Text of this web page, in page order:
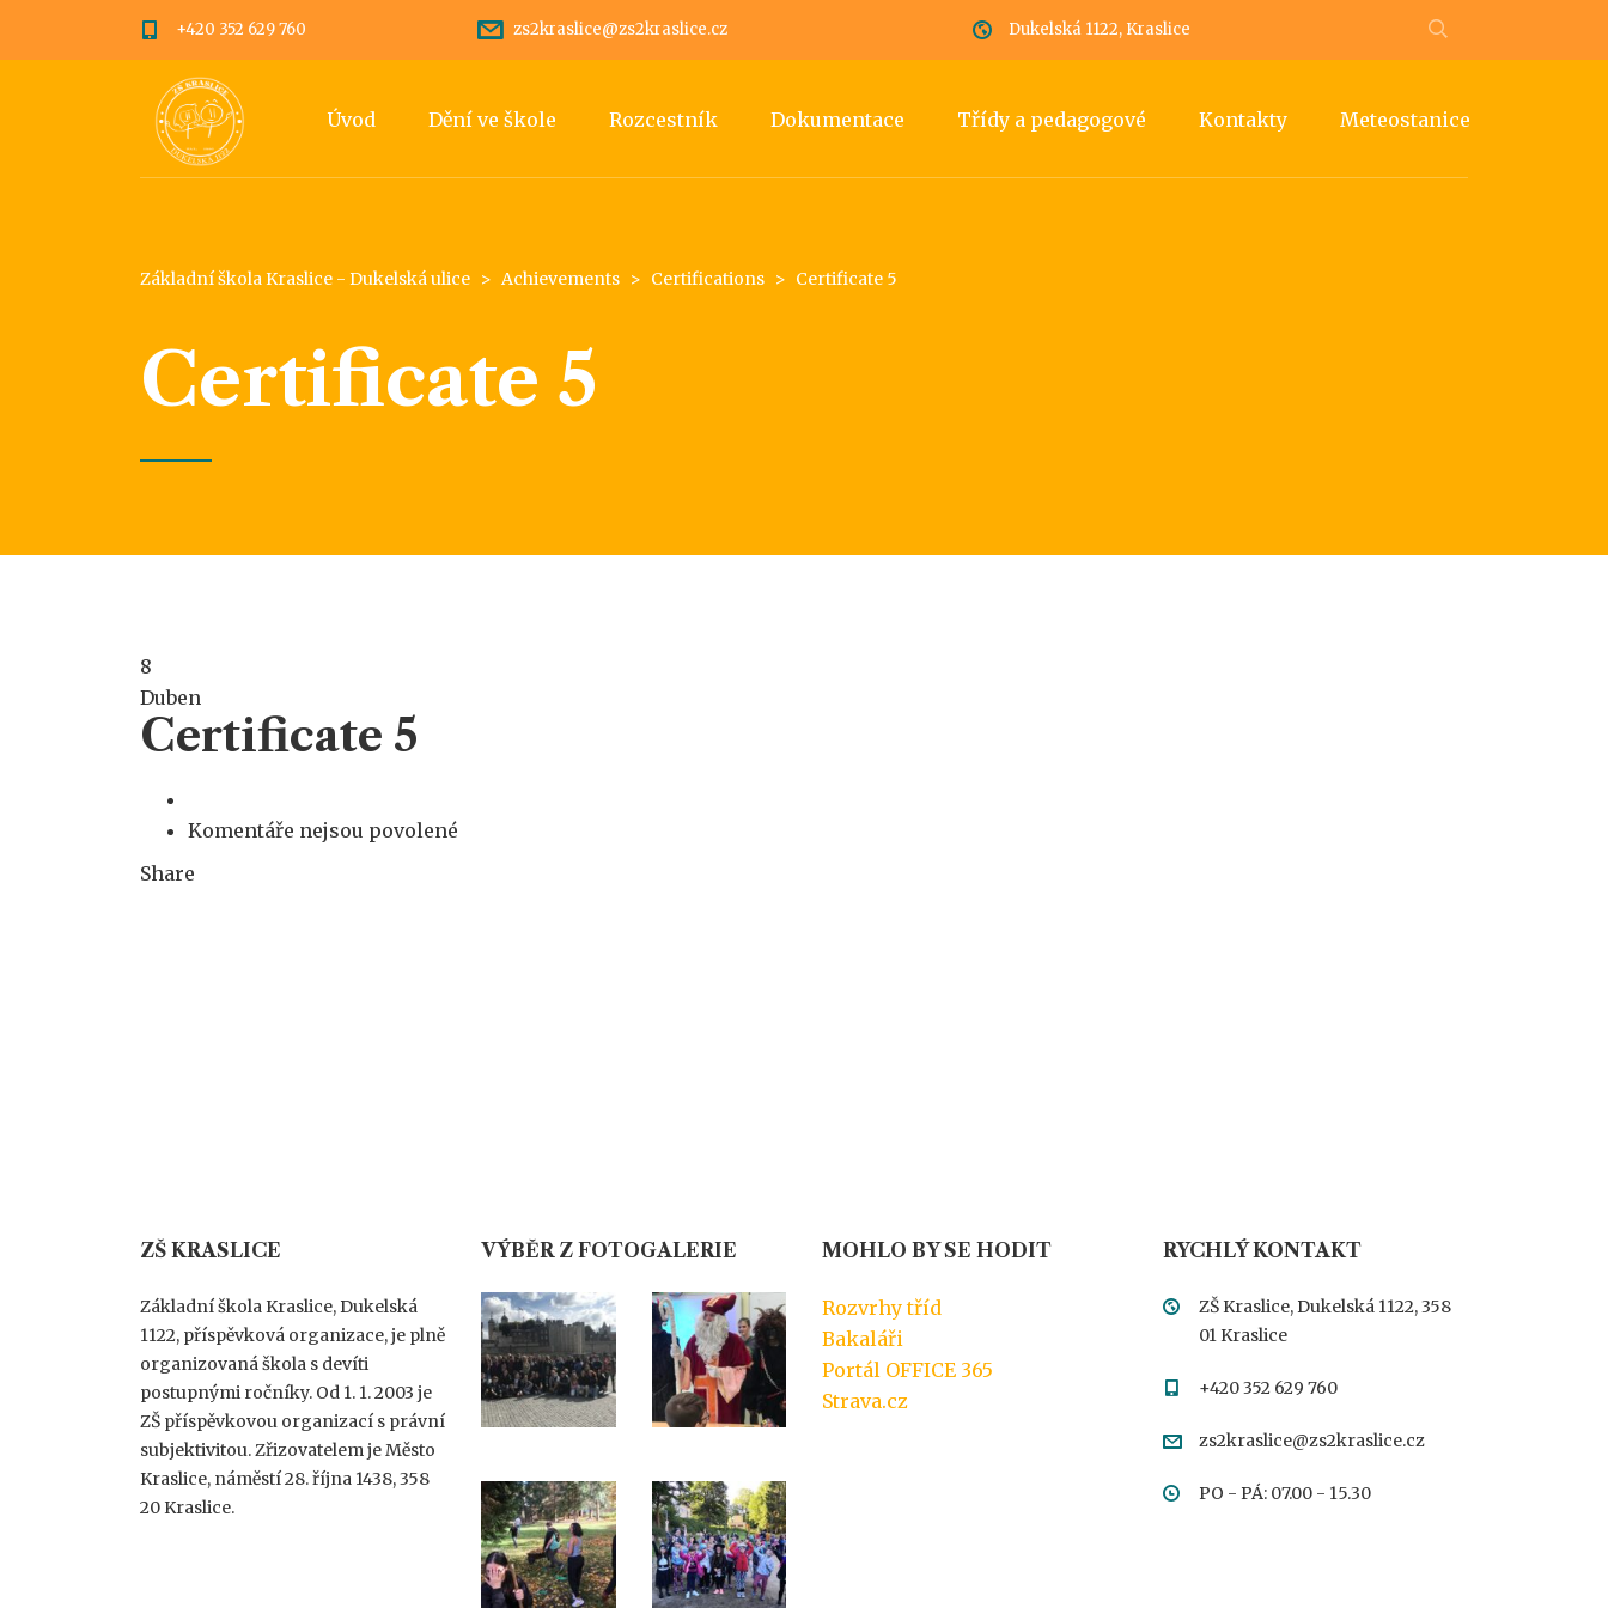
+420 352 629 760 zs2kraslice@zs2kraslice.cz Dukelská 1122, Kraslice
Úvod Dění ve škole Rozcestník Dokumentace Třídy a pedagogové Kontakty Meteostanice
Základní škola Kraslice - Dukelská ulice > Achievements > Certifications > Certificate 5
Certificate 5
8
Duben
Certificate 5
Komentáře nejsou povolené
Share
ZŠ KRASLICE
Základní škola Kraslice, Dukelská
1122, příspěvková organizace, je plně
organizovaná škola s devíti
postupnými ročníky. Od 1. 1. 2003 je
ZŠ příspěvkovou organizací s právní
subjektivitou. Zřizovatelem je Město
Kraslice, náměstí 28. října 1438, 358
20 Kraslice.
VÝBĚR Z FOTOGALERIE MOHLO BY SE HODIT
Rozvrhy tříd
Bakaláři
Portál OFFICE 365
Strava.cz
RYCHLÝ KONTAKT
ZŠ Kraslice, Dukelská 1122, 358
01 Kraslice
+420 352 629 760
zs2kraslice@zs2kraslice.cz
PO - PÁ: 07.00 - 15.30